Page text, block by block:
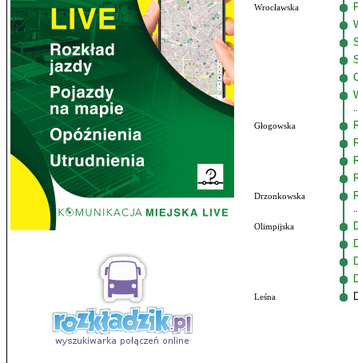
Wrocławska
Głogowska
Drzonkowska
Olimpijska
Leśna